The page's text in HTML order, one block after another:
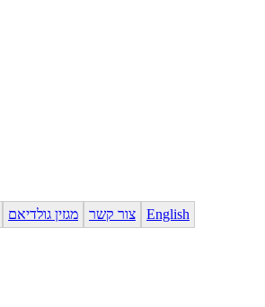
מגזין גולדיאם צור קשר English